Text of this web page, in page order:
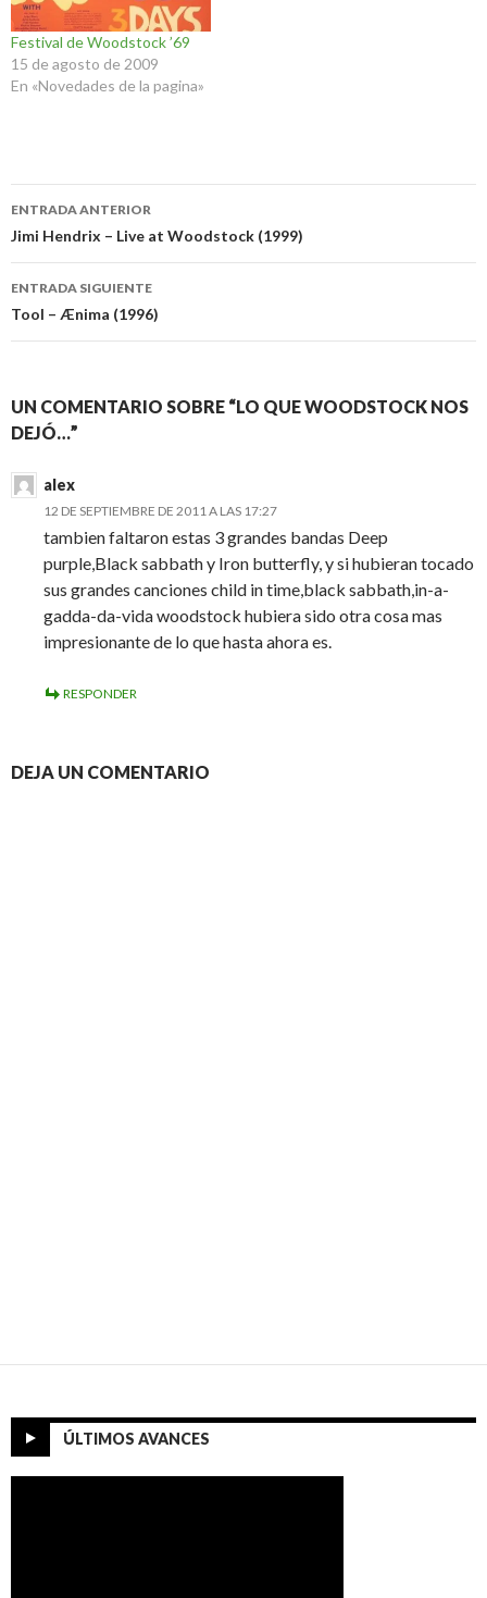
Festival de Woodstock ’69
15 de agosto de 2009
En «Novedades de la pagina»
Navegación
de
entradas
ENTRADA ANTERIOR
Jimi Hendrix – Live at Woodstock (1999)
ENTRADA SIGUIENTE
Tool – Ænima (1996)
UN COMENTARIO SOBRE “LO QUE WOODSTOCK NOS
DEJÓ…”
alex
12 DE SEPTIEMBRE DE 2011 A LAS 17:27
tambien faltaron estas 3 grandes bandas Deep
purple,Black sabbath y Iron butterfly, y si hubieran tocado
sus grandes canciones child in time,black sabbath,in-a-
gadda-da-vida woodstock hubiera sido otra cosa mas
impresionante de lo que hasta ahora es.
RESPONDER
DEJA UN COMENTARIO
ÚLTIMOS AVANCES